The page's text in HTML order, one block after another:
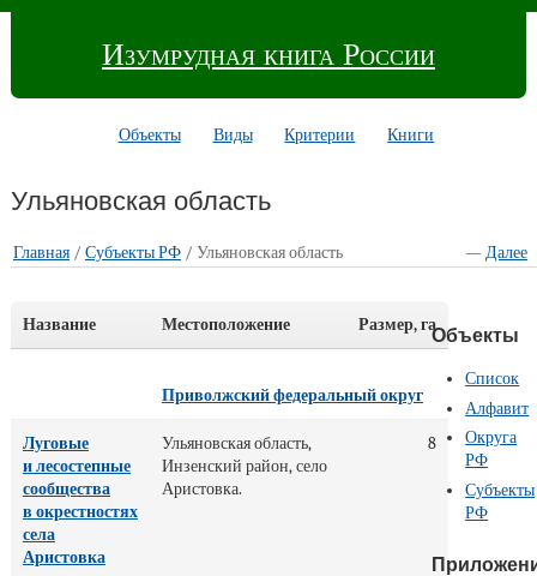
Изумрудная книга России
Объекты Виды Критерии Книги
Ульяновская область
Главная/ —Далее
Субъекты РФ/ Ульяновская область
Название Местоположение Размер, га
Приволжский федеральный округ
Луговые
и лесостепные
сообщества
в окрестностях
села
Аристовка
Ульяновская область,
Инзенский район, село
Аристовка.
8
Объекты
Список
Алфавит
Округа
РФ
Субъекты
РФ